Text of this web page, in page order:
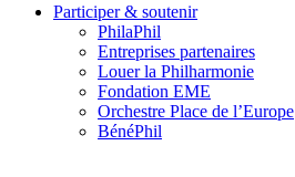
Participer & soutenir
PhilaPhil
Entreprises partenaires
Louer la Philharmonie
Fondation EME
Orchestre Place de l’Europe
BénéPhil